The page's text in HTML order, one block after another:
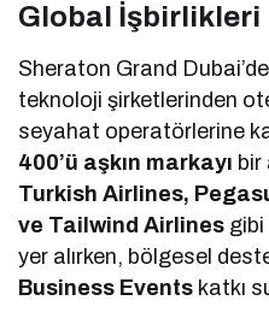
Global İşbirlikleri
Sheraton Grand
teknoloji şirketlerinden
seyahat operatörlerine
400’ü aşkın markayı
Turkish Airlines,
ve Tailwind Airlines gibi
yer alırken, bölgesel
Business Events katkı